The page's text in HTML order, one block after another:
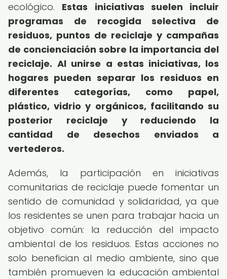
ecológico. Estas iniciativas suelen incluir
programas de recogida selectiva de
residuos, puntos de reciclaje y campañas
de concienciación sobre la importancia del
reciclaje. Al unirse a estas iniciativas, los
hogares pueden separar los residuos en
diferentes categorías, como papel,
plástico, vidrio y orgánicos, facilitando su
posterior reciclaje y reduciendo la
cantidad de desechos enviados a
vertederos.
Además, la participación en iniciativas
comunitarias de reciclaje puede fomentar un
sentido de comunidad y solidaridad, ya que
los residentes se unen para trabajar hacia un
objetivo común: la reducción del impacto
ambiental de los residuos. Estas acciones no
solo benefician al medio ambiente, sino que
también promueven la educación ambiental